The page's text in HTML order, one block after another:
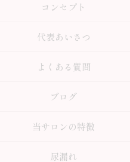
コンセプト
代表あいさつ
よくある質問
ブログ
当サロンの特徴
尿漏れ